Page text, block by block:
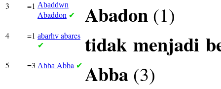
3 =1 Abaddwn
Abaddon ✔ Abadon (1)
4 =1 abarhv abares
✔ tidak menjadi
5 =3 Abba Abba ✔ Abba (3)